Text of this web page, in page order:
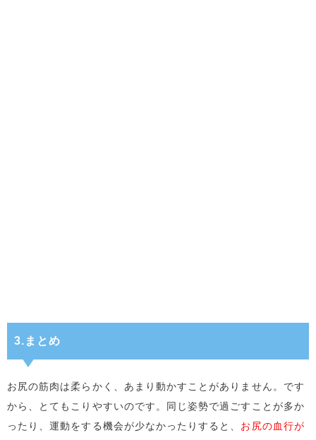
3.まとめ
お尻の筋肉は柔らかく、あまり動かすことがありません。です
から、とてもこりやすいのです。同じ姿勢で過ごすことが多か
ったり、運動をする機会が少なかったりすると、 お尻の血行が